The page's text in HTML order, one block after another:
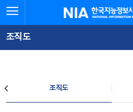
문
로
가
체
뉴
바
가
한국지능정보사회진흥원
조직도
조직도